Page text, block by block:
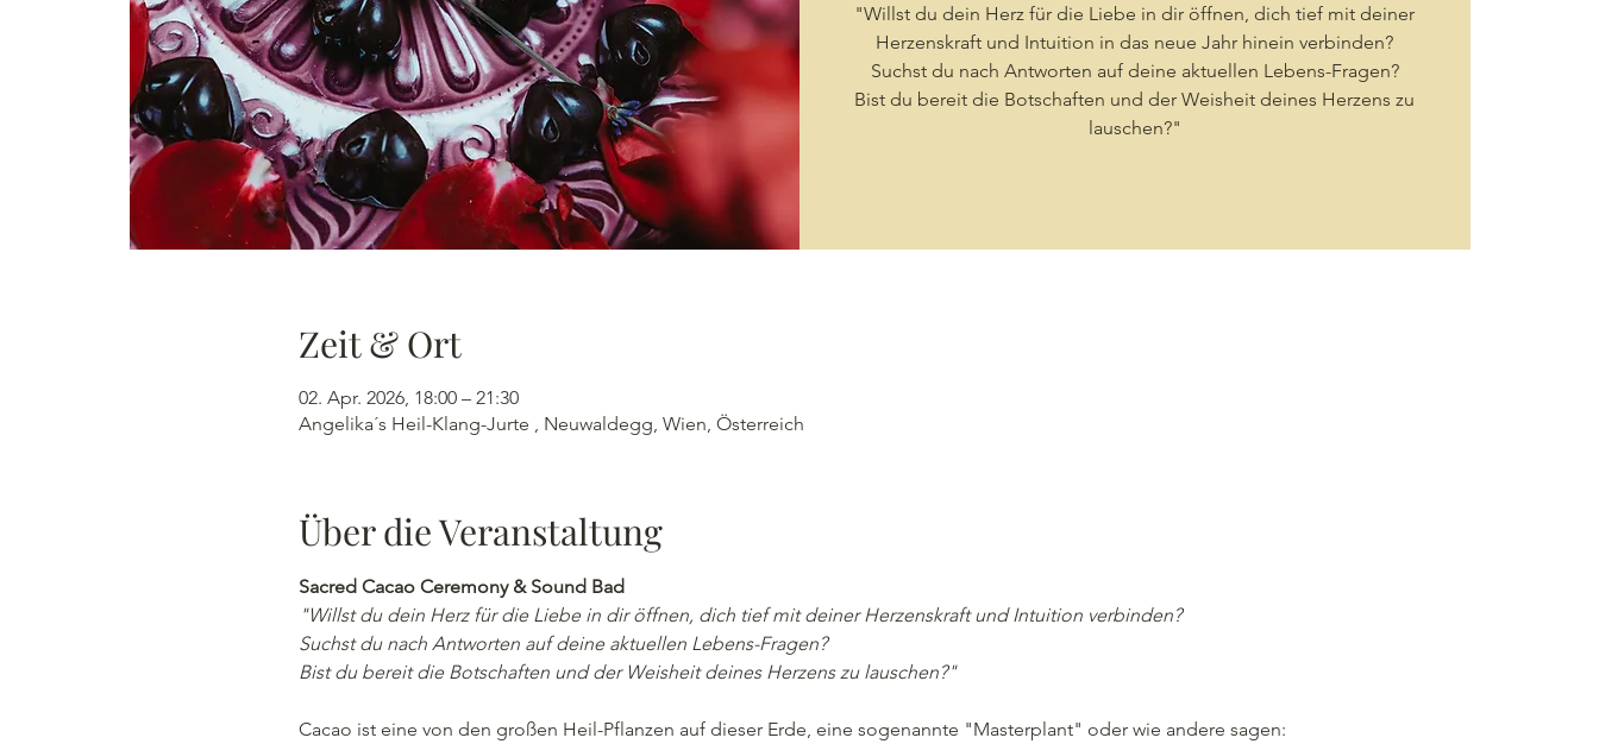
"Willst du dein Herz für die Liebe in dir öffnen, dich tief mit deiner
Herzenskraft und Intuition in das neue Jahr hinein verbinden?
Suchst du nach Antworten auf deine aktuellen Lebens-Fragen?
Bist du bereit die Botschaften und der Weisheit deines Herzens zu
lauschen?"
Zeit & Ort
02. Apr. 2026, 18:00 – 21:30
Angelika´s Heil-Klang-Jurte , Neuwaldegg, Wien, Österreich
Über die Veranstaltung
Sacred Cacao Ceremony & Sound Bad
"Willst du dein Herz für die Liebe in dir öffnen, dich tief mit deiner Herzenskraft und Intuition verbinden?
Suchst du nach Antworten auf deine aktuellen Lebens-Fragen?
Bist du bereit die Botschaften und der Weisheit deines Herzens zu lauschen?"
Cacao ist eine von den großen Heil-Pflanzen auf dieser Erde, eine sogenannte "Masterplant" oder wie andere sagen: